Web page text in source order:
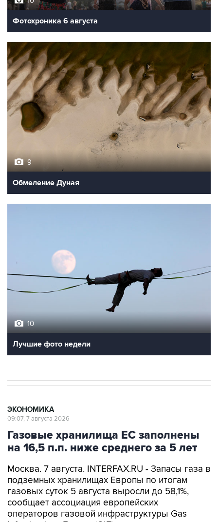
Фотохроника 6 августа
9
Обмеление Дуная
10
Лучшие фото недели
ЭКОНОМИКА
09:07, 7 августа 2026
Газовые хранилища ЕС заполнены
на 16,5 п.п. ниже среднего за 5 лет
Москва. 7 августа. INTERFAX.RU - Запасы газа в
подземных хранилищах Европы по итогам
газовых суток 5 августа выросли до 58,1%,
сообщает ассоциация европейских
операторов газовой инфраструктуры Gas